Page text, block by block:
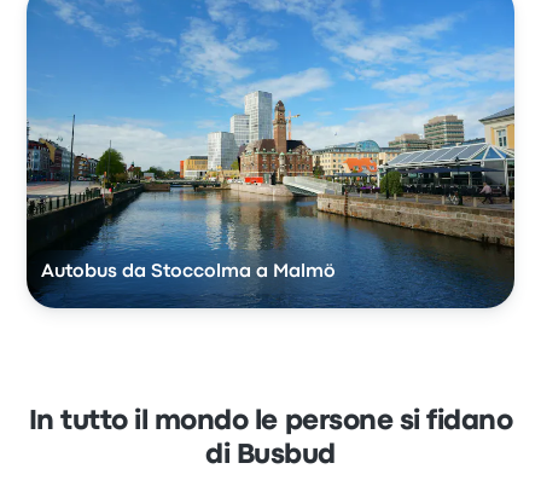
Autobus da Stoccolma a Malmö
In tutto il mondo le persone si fidano
di Busbud